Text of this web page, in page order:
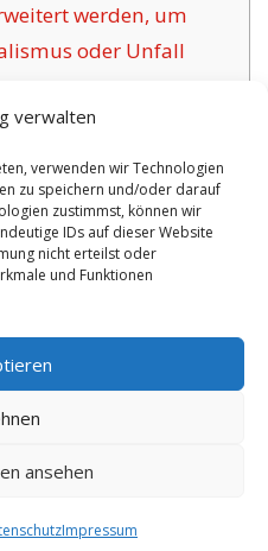
verwalten
verwenden wir Technologien
zu speichern und/oder darauf
zustimmst, können wir
IDs auf dieser Website
nicht erteilst oder
und Funktionen
ansehen
Impressum
werden, um
oder Unfall
für Hartha:
angebotenen
mit Zertifizierung:
- Versicherung in der Nähe |